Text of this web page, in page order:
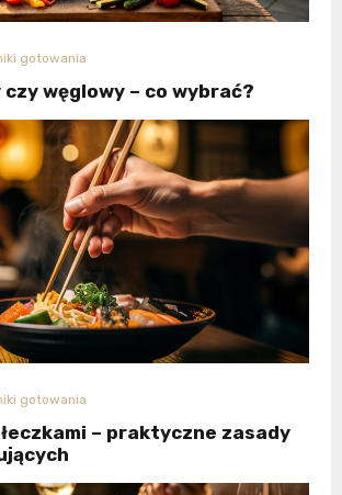
gotowania
węglowy – co wybrać?
gotowania
– praktyczne zasady